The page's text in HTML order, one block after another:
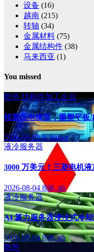
设备 (16)
越南 (215)
转轴 (34)
金属材料 (75)
金属结构件 (38)
马来西亚 (1)
You missed
散热 结构件加工企业
锐盟压电微泵，重塑平板
2026-08-05li, hailan
液冷服务器
3000 万美元！三菱电机
2026-08-04 808, ab
液冷服务器
AI 算力服务器浸没式冷
2026-08-04808, ab
散热